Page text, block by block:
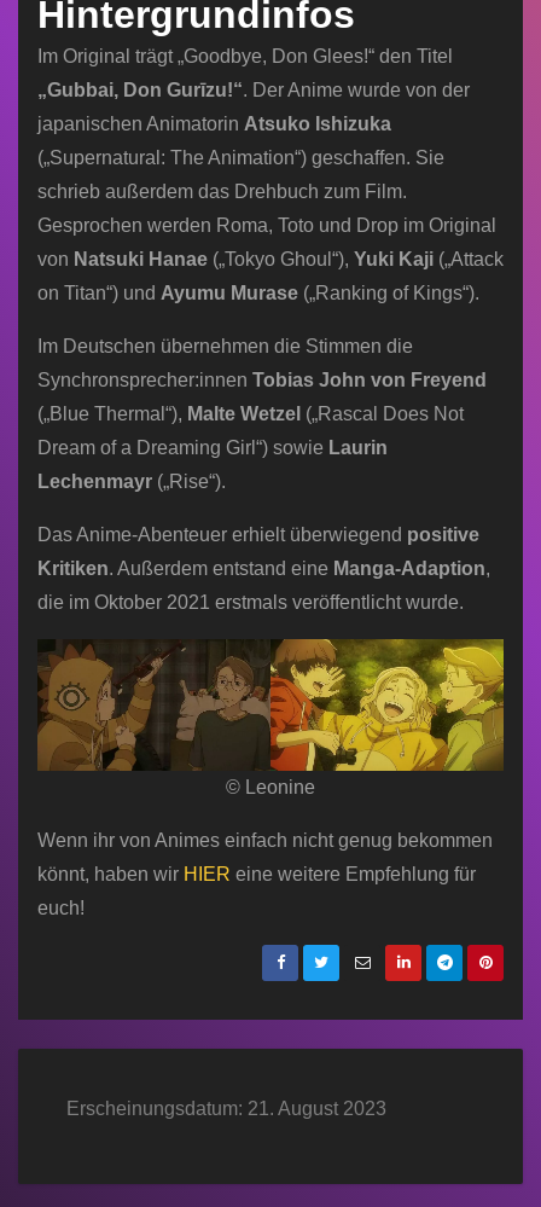
Hintergrundinfos
Im Original trägt „Goodbye, Don Glees!“ den Titel
„Gubbai, Don Gurīzu!“. Der Anime wurde von der
japanischen Animatorin Atsuko Ishizuka
(„Supernatural: The Animation“) geschaffen. Sie
schrieb außerdem das Drehbuch zum Film.
Gesprochen werden Roma, Toto und Drop im Original
von Natsuki Hanae („Tokyo Ghoul“), Yuki Kaji („Attack
on Titan“) und Ayumu Murase („Ranking of Kings“).
Im Deutschen übernehmen die Stimmen die
Synchronsprecher:innen Tobias John von Freyend
(„Blue Thermal“), Malte Wetzel („Rascal Does Not
Dream of a Dreaming Girl“) sowie Laurin
Lechenmayr („Rise“).
Das Anime-Abenteuer erhielt überwiegend positive
Kritiken. Außerdem entstand eine Manga-Adaption,
die im Oktober 2021 erstmals veröffentlicht wurde.
© Leonine
Wenn ihr von Animes einfach nicht genug bekommen
könnt, haben wir HIER eine weitere Empfehlung für
euch!
Erscheinungsdatum: 21. August 2023